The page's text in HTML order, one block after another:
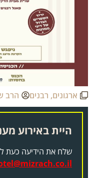
ארגונים,רבנים הרב
היית באירוע
שלח את הידיעה כעת
kotel@mizrach.co.il